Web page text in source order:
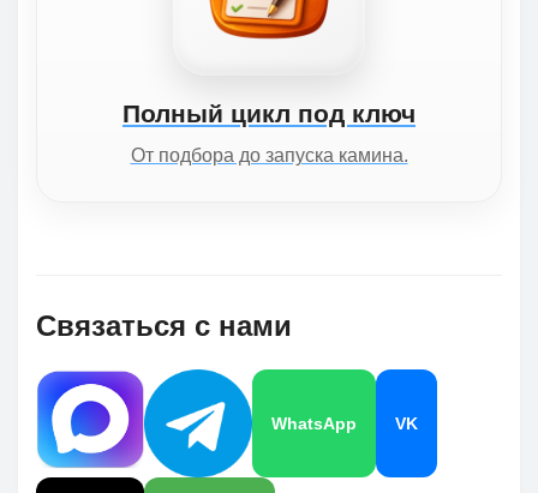
Полный цикл под ключ
От подбора до запуска камина.
Связаться с нами
WhatsApp VK